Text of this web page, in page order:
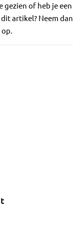
gezien of heb je een
artikel? Neem dan